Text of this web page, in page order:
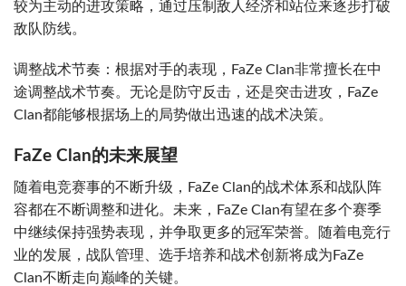
较为主动的进攻策略，通过压制敌人经济和站位来逐步打破
敌队防线。
调整战术节奏：根据对手的表现，FaZe Clan非常擅长在中
途调整战术节奏。无论是防守反击，还是突击进攻，FaZe
Clan都能够根据场上的局势做出迅速的战术决策。
FaZe Clan的未来展望
随着电竞赛事的不断升级，FaZe Clan的战术体系和战队阵
容都在不断调整和进化。未来，FaZe Clan有望在多个赛季
中继续保持强势表现，并争取更多的冠军荣誉。随着电竞行
业的发展，战队管理、选手培养和战术创新将成为FaZe
Clan不断走向巅峰的关键。